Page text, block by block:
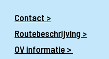
Contact >
Routebeschrijving >
OV informatie >